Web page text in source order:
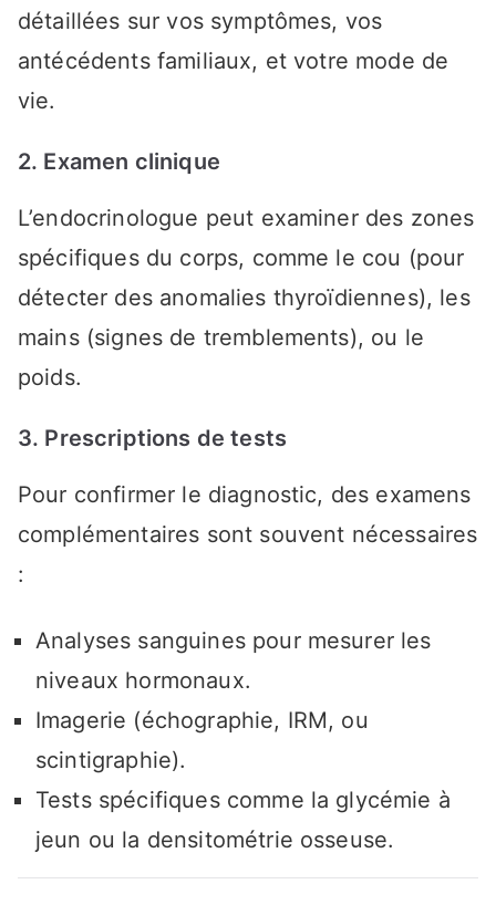
détaillées sur vos symptômes, vos
antécédents familiaux, et votre mode de
vie.
2. Examen clinique
L’endocrinologue peut examiner des zones
spécifiques du corps, comme le cou (pour
détecter des anomalies thyroïdiennes), les
mains (signes de tremblements), ou le
poids.
3. Prescriptions de tests
Pour confirmer le diagnostic, des examens
complémentaires sont souvent nécessaires
:
Analyses sanguines pour mesurer les
niveaux hormonaux.
Imagerie (échographie, IRM, ou
scintigraphie).
Tests spécifiques comme la glycémie à
jeun ou la densitométrie osseuse.